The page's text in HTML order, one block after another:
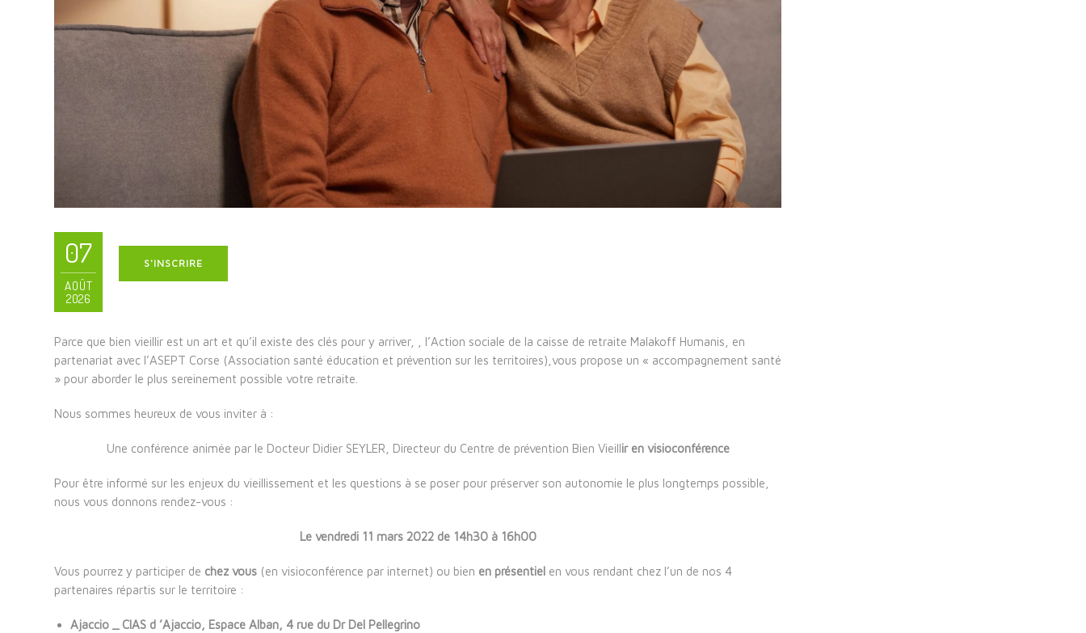
07
AOÛT
2026
S'INSCRIRE
Parce que bien vieillir est un art et qu’il existe des clés pour y arriver, , l’Action sociale de la caisse de retraite Malakoff Humanis, en
partenariat avec l’ASEPT Corse (Association santé éducation et prévention sur les territoires),vous propose un « accompagnement santé
» pour aborder le plus sereinement possible votre retraite.
Nous sommes heureux de vous inviter à :
Une conférence animée par le Docteur Didier SEYLER, Directeur du Centre de prévention Bien Vieillir en visioconférence
Pour être informé sur les enjeux du vieillissement et les questions à se poser pour préserver son autonomie le plus longtemps possible,
nous vous donnons rendez-vous :
Le vendredi 11 mars 2022 de 14h30 à 16h00
Vous pourrez y participer de chez vous (en visioconférence par internet) ou bien en présentiel en vous rendant chez l’un de nos 4
partenaires répartis sur le territoire :
Ajaccio _ CIAS d ’Ajaccio, Espace Alban, 4 rue du Dr Del Pellegrino